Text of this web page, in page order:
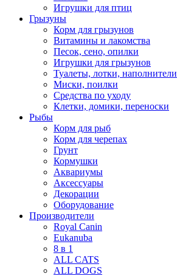
Игрушки для птиц
Грызуны
Корм для грызунов
Витамины и лакомства
Песок, сено, опилки
Игрушки для грызунов
Туалеты, лотки, наполнители
Миски, поилки
Средства по уходу
Клетки, домики, переноски
Рыбы
Корм для рыб
Корм для черепах
Грунт
Кормушки
Аквариумы
Аксессуары
Декорации
Оборудование
Производители
Royal Canin
Eukanuba
8 в 1
ALL CATS
ALL DOGS